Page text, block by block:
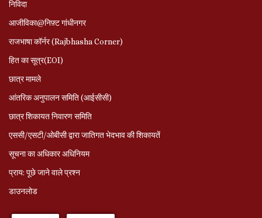
निविदा
आजीविका@निफ़्ट गांधीनगर
राजभाषा कॉर्नर (Rajbhasha Corner)
हित का सूत्र(EOI)
छात्र मामले
आंतरिक अनुपालन समिति (आईसीसी)
छात्र शिकायत निवारण समिति
एससी/एसटी/ओबीसी द्वारा जातिगत भेदभाव की शिकायतें
सूचना का अधिकार अधिनियम
प्राय: पूछे जाने वाले प्रश्‍न
डाउनलोड